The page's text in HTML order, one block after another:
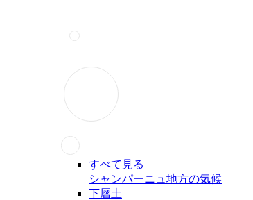
すべて見る
シャンパーニュ地方の気候
下層土